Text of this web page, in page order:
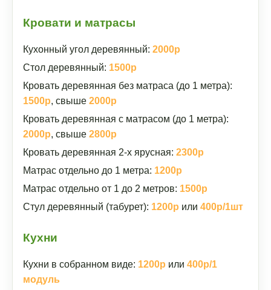
Кровати и матрасы
Кухонный угол деревянный: 2000р
Стол деревянный: 1500р
Кровать деревянная без матраса (до 1 метра):
1500р, свыше 2000р
Кровать деревянная с матрасом (до 1 метра):
2000р, свыше 2800р
Кровать деревянная 2-х ярусная: 2300р
Матрас отдельно до 1 метра: 1200р
Матрас отдельно от 1 до 2 метров: 1500р
Стул деревянный (табурет): 1200р или 400р/1шт
Кухни
Кухни в собранном виде: 1200р или 400р/1
модуль